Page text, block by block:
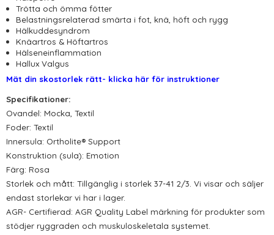
Trötta och ömma fötter
Belastningsrelaterad smärta i fot, knä, höft och rygg
Hälkuddesyndrom
Knäartros & Höftartros
Hälseneinflammation
Hallux Valgus
Mät din skostorlek rätt- klicka här för instruktioner
Specifikationer:
Ovandel: Mocka, Textil
Foder: Textil
Innersula: Ortholite® Support
Konstruktion (sula): Emotion
Färg: Rosa
Storlek och mått: Tillgänglig i storlek 37-41 2/3 Vi visar och säljer
endast storlekar vi har i lager.
AGR- Certifierad: AGR Quality Label märkning för produkter som
stödjer ryggraden och muskuloskeletala systemet